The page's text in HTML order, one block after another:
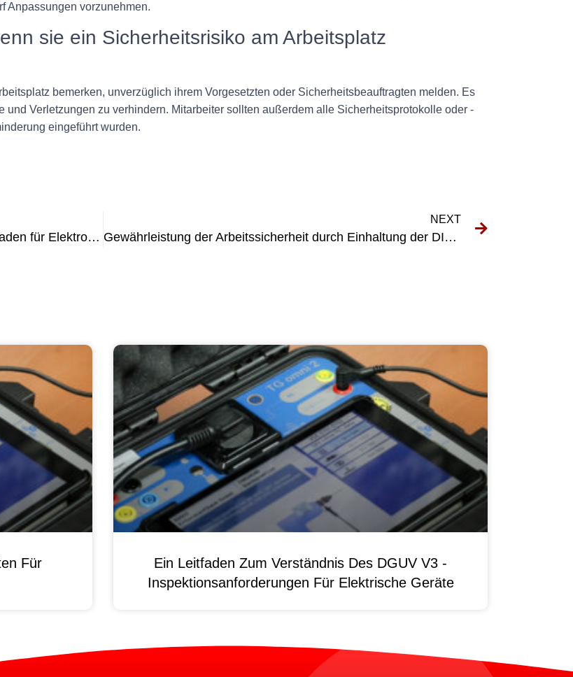
Anpassungen vorzunehmen.
sie ein Sicherheitsrisiko am Arbeitsplatz
bemerken, unverzüglich ihrem Vorgesetzten oder Sicherheitsbeauftragten melden. Es
und Verletzungen zu verhindern. Mitarbeiter sollten außerdem alle Sicherheitsprotokolle oder -
eingeführt wurden.
E-Check Prüfung VDE: Ein umfassender Leitfaden für Elektrofachkräfte
NEXT
Gewährleistung der Arbeitssicherheit durch Einhaltung der DIN VDE 0701-0702
Für
Ein Leitfaden Zum Verständnis Des DGUV V3 -
Inspektionsanforderungen Für Elektrische Geräte